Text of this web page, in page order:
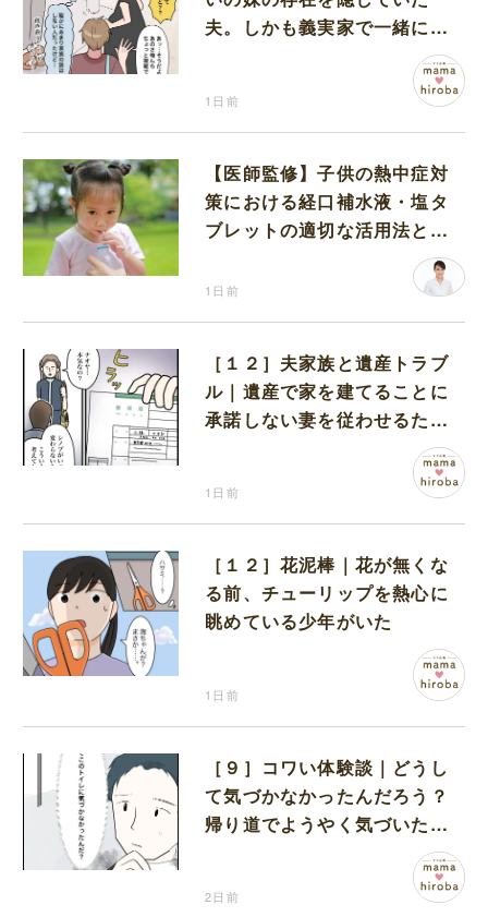
夫。しかも義実家で一緒に暮
らすことになり困惑する妻
1日前
【医師監修】子供の熱中症対
策における経口補水液・塩タ
ブレットの適切な活用法と水
1日前
［１２］夫家族と遺産トラブ
ル｜遺産で家を建てることに
承諾しない妻を従わせるため
に夫が取り出したのは離婚届
1日前
［１２］花泥棒｜花が無くな
る前、チューリップを熱心に
眺めている少年がいた
1日前
［９］コワい体験談｜どうし
て気づかなかったんだろう？
帰り道でようやく気づいた近
いトイレの存在に首を傾げる
2日前